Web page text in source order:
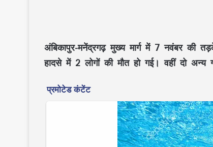
अंबिकापुर-मनेंद्रगढ़ मुख्य मार्ग में 7 नवंबर की
हादसे में 2 लोगों की मौत हो गई। वहीं दो